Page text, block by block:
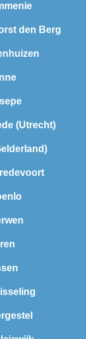
den Berg
(Utrecht)